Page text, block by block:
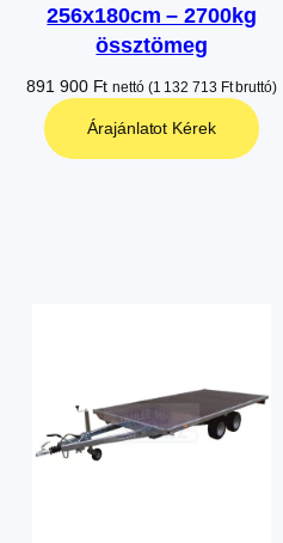
256x180cm – 2700kg
össztömeg
891 900 Ft nettó (1 132 713 Ftbruttó)
Árajánlatot Kérek